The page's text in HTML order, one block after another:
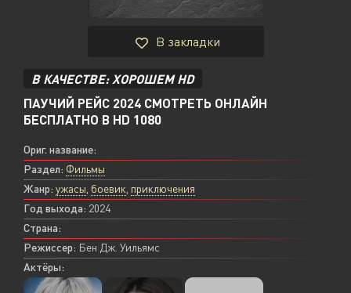
В закладки
В КАЧЕСТВЕ: ХОРОШЕМ HD
ПАУЧИЙ РЕЙС 2024 СМОТРЕТЬ ОНЛАЙН
БЕСПЛАТНО В HD 1080
Ориг. название:
Раздел: Фильмы
Жанр: ужасы боевик приключения
Год выхода: 2024
Страна:
Режиссер: Бен Дж. Уильямс
Актёры: